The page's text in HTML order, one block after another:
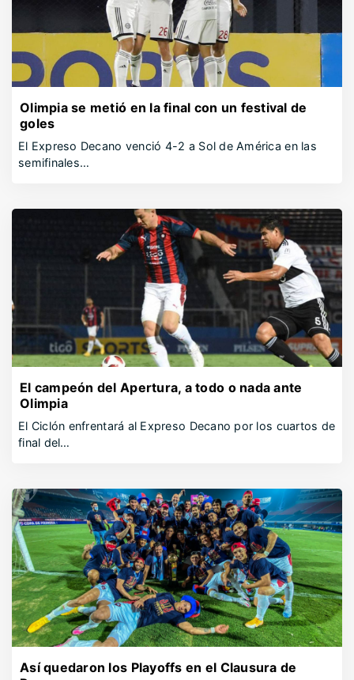
Olimpia se metió en la final con un festival de
goles
El Expreso Decano venció 4-2 a Sol de América en las
semifinales…
El campeón del Apertura, a todo o nada ante
Olimpia
El Ciclón enfrentará al Expreso Decano por los cuartos de
final del…
Así quedaron los Playoffs en el Clausura de